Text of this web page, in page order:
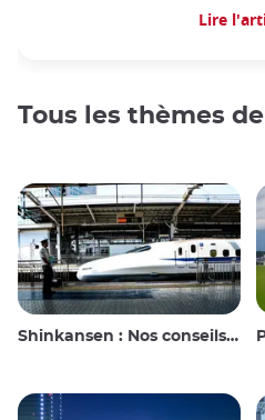
Lire
Tous les thèmes
Shinkansen : Nos conseils de voyage pour le train à grande vitesse japonais